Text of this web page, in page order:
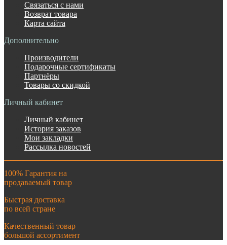
Связаться с нами
Возврат товара
Карта сайта
Дополнительно
Производители
Подарочные сертификаты
Партнёры
Товары со скидкой
Личный кабинет
Личный кабинет
История заказов
Мои закладки
Рассылка новостей
100% Гарантия на
продаваемый товар
Быстрая доставка
по всей стране
Качественный товар
большой ассортимент